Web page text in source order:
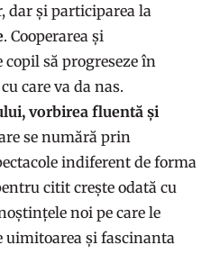
dar și participarea la
. Cooperarea și
să progreseze în
care va da nas.
vorbirea fluentă și
se numără prin
indiferent de forma
citit crește odată cu
noi pe care le
uimitoarea și fascinanta